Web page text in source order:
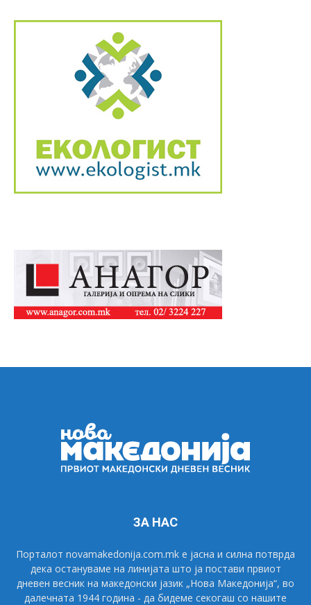
ЗА НАС
Порталот novamakedonija.com.mk е јасна и силна потврда
дека остануваме на линијата што ја постави првиот
дневен весник на македонски јазик „Нова Македонија“, во
далечната 1944 година - да бидеме секогаш со нашите